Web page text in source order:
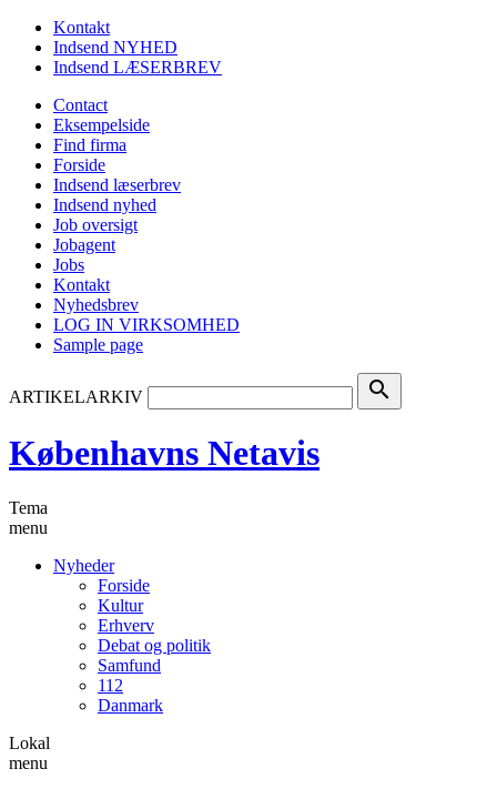
Kontakt
Indsend NYHED
Indsend LÆSERBREV
Contact
Eksempelside
Find firma
Forside
Indsend læserbrev
Indsend nyhed
Job oversigt
Jobagent
Jobs
Kontakt
Nyhedsbrev
LOG IN VIRKSOMHED
Sample page
ARTIKELARKIV search
Københavns Netavis
Tema
menu
Nyheder
Forside
Kultur
Erhverv
Debat og politik
Samfund
112
Danmark
Lokal
menu